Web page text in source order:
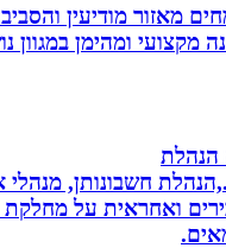
מודיעין והסביבה,
ומהימן במגוון
חשבונותן, מנהלי את
ואחראית על מחלקת